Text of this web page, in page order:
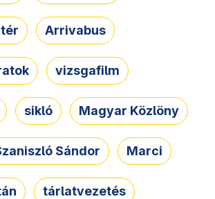
Arrivabus
vizsgafilm
sikló Magyar Közlöny
Sándor Marci
tárlatvezetés